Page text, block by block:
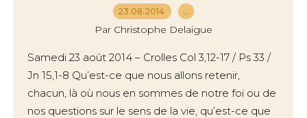
23.08.2014 …
Par Christophe Delaigue
Samedi 23 août 2014 – Crolles Col 3,12-17 / Ps 33 /
Jn 15,1-8 Qu’est-ce que nous allons retenir,
chacun, là où nous en sommes de notre foi ou de
nos questions sur le sens de la vie, qu’est-ce que